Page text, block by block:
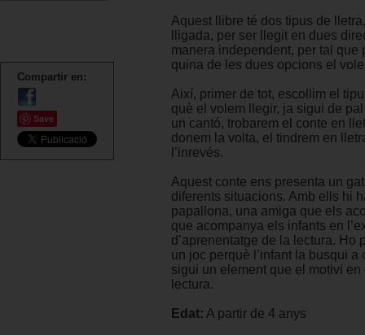
Compartir en:
Save
Aquest llibre té dos tipus de
lligada, per ser llegit en dues
manera independent, per tal que
quina de les dues opcions el
Així, primer de tot, escollim el
què el volem llegir, ja sigui de
un cantó, trobarem el conte en
donem la volta, el tindrem en
l’inrevés.
Aquest conte ens presenta un
diferents situacions. Amb ells hi
papallona, una amiga que els
que acompanya els infants en
d’aprenentatge de la lectura. Ho
un joc perquè l’infant la busqui a
sigui un element que el motivi en
lectura.
Edat: A partir de 4 anys